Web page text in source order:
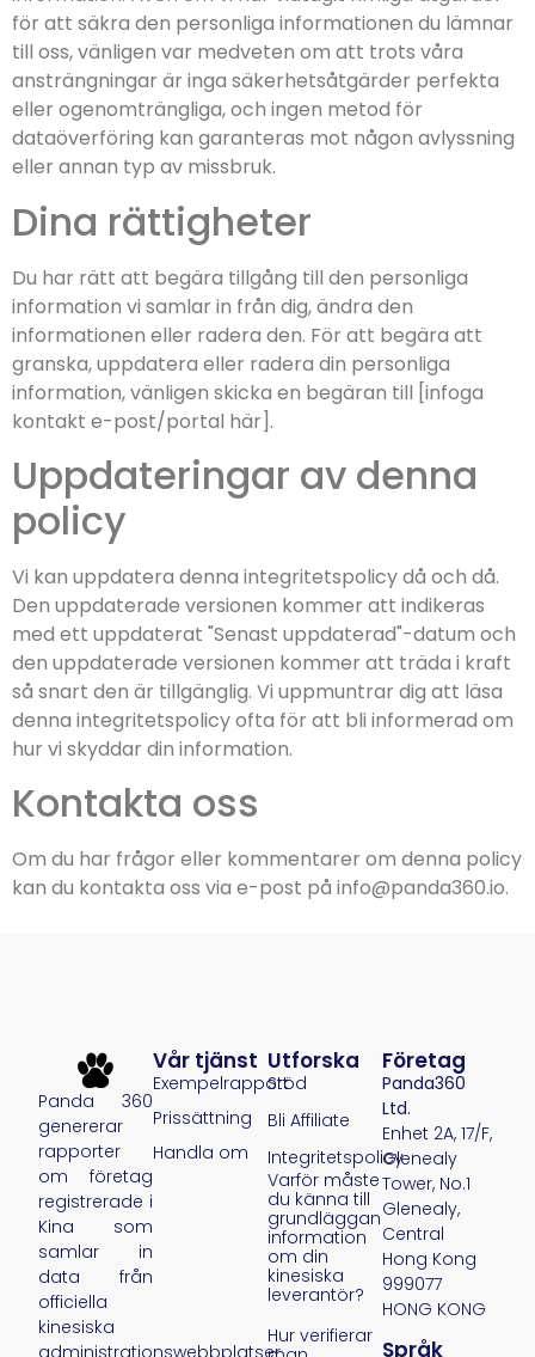
för att säkra den personliga informationen du lämnar
till oss, vänligen var medveten om att trots våra
ansträngningar är inga säkerhetsåtgärder perfekta
eller ogenomträngliga, och ingen metod för
dataöverföring kan garanteras mot någon avlyssning
eller annan typ av missbruk.
Dina rättigheter
Du har rätt att begära tillgång till den personliga
information vi samlar in från dig, ändra den
informationen eller radera den. För att begära att
granska, uppdatera eller radera din personliga
information, vänligen skicka en begäran till [infoga
kontakt e-post/portal här].
Uppdateringar av denna
policy
Vi kan uppdatera denna integritetspolicy då och då.
Den uppdaterade versionen kommer att indikeras
med ett uppdaterat "Senast uppdaterad"-datum och
den uppdaterade versionen kommer att träda i kraft
så snart den är tillgänglig. Vi uppmuntrar dig att läsa
denna integritetspolicy ofta för att bli informerad om
hur vi skyddar din information.
Kontakta oss
Om du har frågor eller kommentarer om denna policy
kan du kontakta oss via e-post på info@panda360.io.
Panda 360
genererar
rapporter
om företag
registrerade i
Kina som
samlar in
data från
officiella
kinesiska
Vår tjänst
Exempelrapport
Prissättning
Handla om
Utforska
Stöd
Bli Affiliate
Integritetspolicy
Varför måste
du känna till
grundläggande
information
om din
kinesiska
leverantör?
Hur verifierar
Företag
Panda360
Ltd.
Enhet 2A, 17/F,
Glenealy
Tower, No.1
Glenealy,
Central
Hong Kong
999077
HONG KONG
Språk